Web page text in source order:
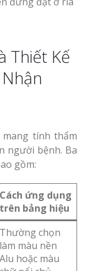
Thiết Kế
tính thẩm
người bệnh. Ba
gồm:
Cách ứng dụng
trên bảng hiệu
Thường chọn
làm màu nền
Alu hoặc màu